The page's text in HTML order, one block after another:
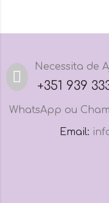
Necessita de
+351 939
WhatsApp ou
Email: